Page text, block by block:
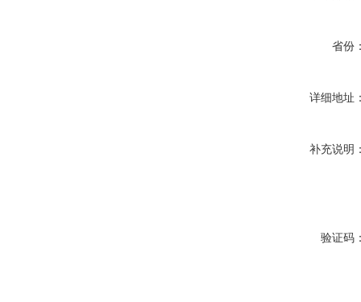
省份
详细地址
补充说明
验证码